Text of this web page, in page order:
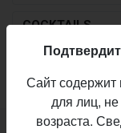
COCKTAILS
Пиво по
Сайт
для лиц,
возраста.